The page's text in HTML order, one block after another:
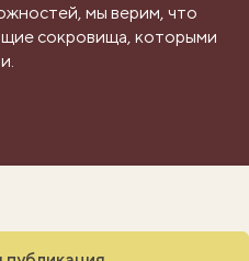
мы верим, что
сокровища, которыми